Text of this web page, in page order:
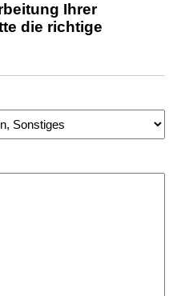
Ihrer
die richtige